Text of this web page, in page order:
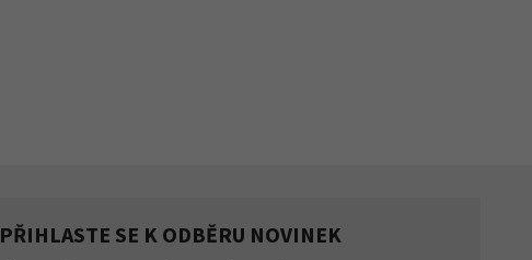
PŘIHLASTE SE K ODBĚRU NOVINEK